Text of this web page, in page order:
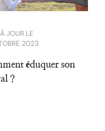
JOUR LE
2023
éduquer son
?